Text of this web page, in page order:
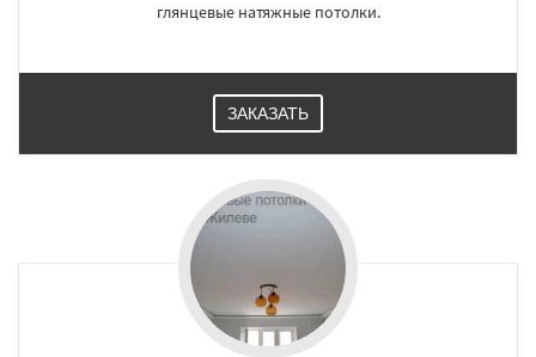
глянцевые натяжные потолки.
ЗАКАЗАТЬ